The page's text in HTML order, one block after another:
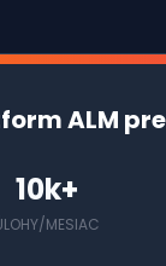
ALM pre
10k+
MESIAC